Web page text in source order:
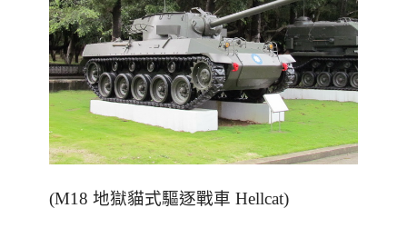
(M18 地獄貓式驅逐戰車 Hellcat)